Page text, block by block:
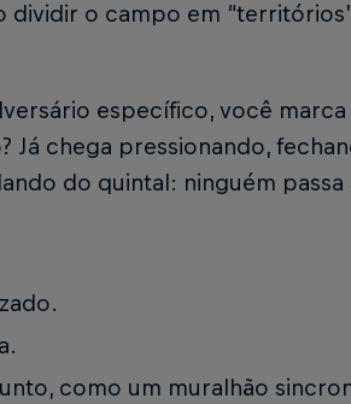
dividir o campo em
específico, você marca
Já chega pressionando,
do quintal: ninguém passa
como um muralhão